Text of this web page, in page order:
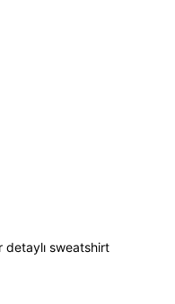
detaylı sweatshirt